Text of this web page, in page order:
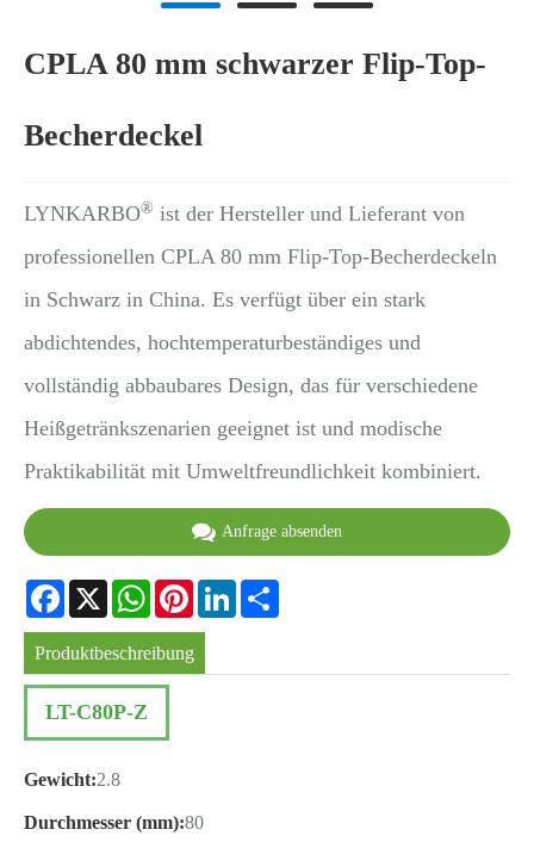
CPLA 80 mm schwarzer Flip-Top-
Becherdeckel
LYNKARBO® ist der Hersteller und Lieferant von
professionellen CPLA 80 mm Flip-Top-Becherdeckeln
in Schwarz in China. Es verfügt über ein stark
abdichtendes, hochtemperaturbeständiges und
vollständig abbaubares Design, das für verschiedene
Heißgetränkszenarien geeignet ist und modische
Praktikabilität mit Umweltfreundlichkeit kombiniert.
Anfrage absenden
Facebook
X WhatsAppPinterestLinkedIn
Produktbeschreibung
LT-C80P-Z
Gewicht:2.8
Durchmesser (mm):80